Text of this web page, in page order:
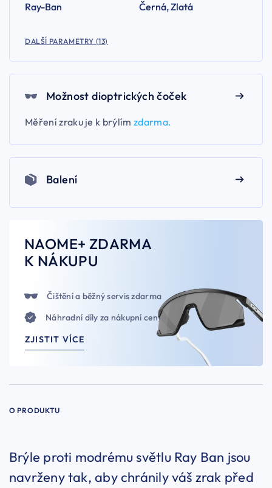
Ray-Ban Černá, Zlatá
DALŠÍ PARAMETRY (13)
Možnost dioptrických čoček
Měření zraku je k brýlím zdarma.
Balení
NAOME+ ZDARMA
K NÁKUPU
Čištění a běžný servis zdarma
Náhradní díly za nákupní ceny
ZJISTIT VÍCE
O PRODUKTU
Brýle proti modrému světlu Ray Ban jsou
navrženy tak, aby chránily váš zrak před